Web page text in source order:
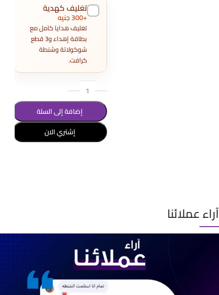
تغليف كهدية
+300 جنيه
تغليف هدايا كامل مع
بطاقة إهداء و3 قطع
شوكولاتة وشنطة
كرافت.
إضافة إلى السلة
إشتري الان
آراء عملائنا